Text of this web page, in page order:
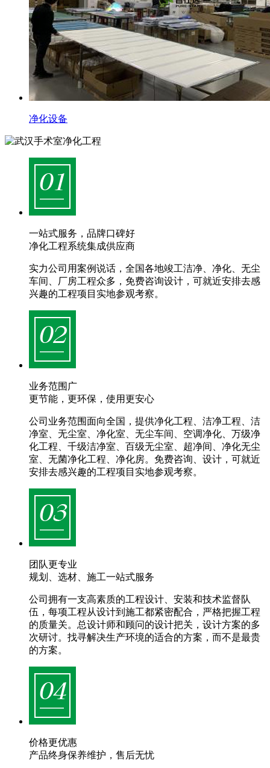
净化设备
一站式服务，品牌口碑好
净化工程系统集成供应商
实力公司用案例说话，全国各地竣工洁净、净化、无尘
车间、厂房工程众多，免费咨询设计，可就近安排去感
兴趣的工程项目实地参观考察。
业务范围广
更节能，更环保，使用更安心
公司业务范围面向全国，提供净化工程、洁净工程、洁
净室、无尘室、净化室、无尘车间、空调净化、万级净
化工程、千级洁净室、百级无尘室、超净间、净化无尘
室、无菌净化工程、净化房。免费咨询、设计，可就近
安排去感兴趣的工程项目实地参观考察。
团队更专业
规划、选材、施工一站式服务
公司拥有一支高素质的工程设计、安装和技术监督队
伍，每项工程从设计到施工都紧密配合，严格把握工程
的质量关。总设计师和顾问的设计把关，设计方案的多
次研讨。找寻解决生产环境的适合的方案，而不是最贵
的方案。
价格更优惠
产品终身保养维护，售后无忧